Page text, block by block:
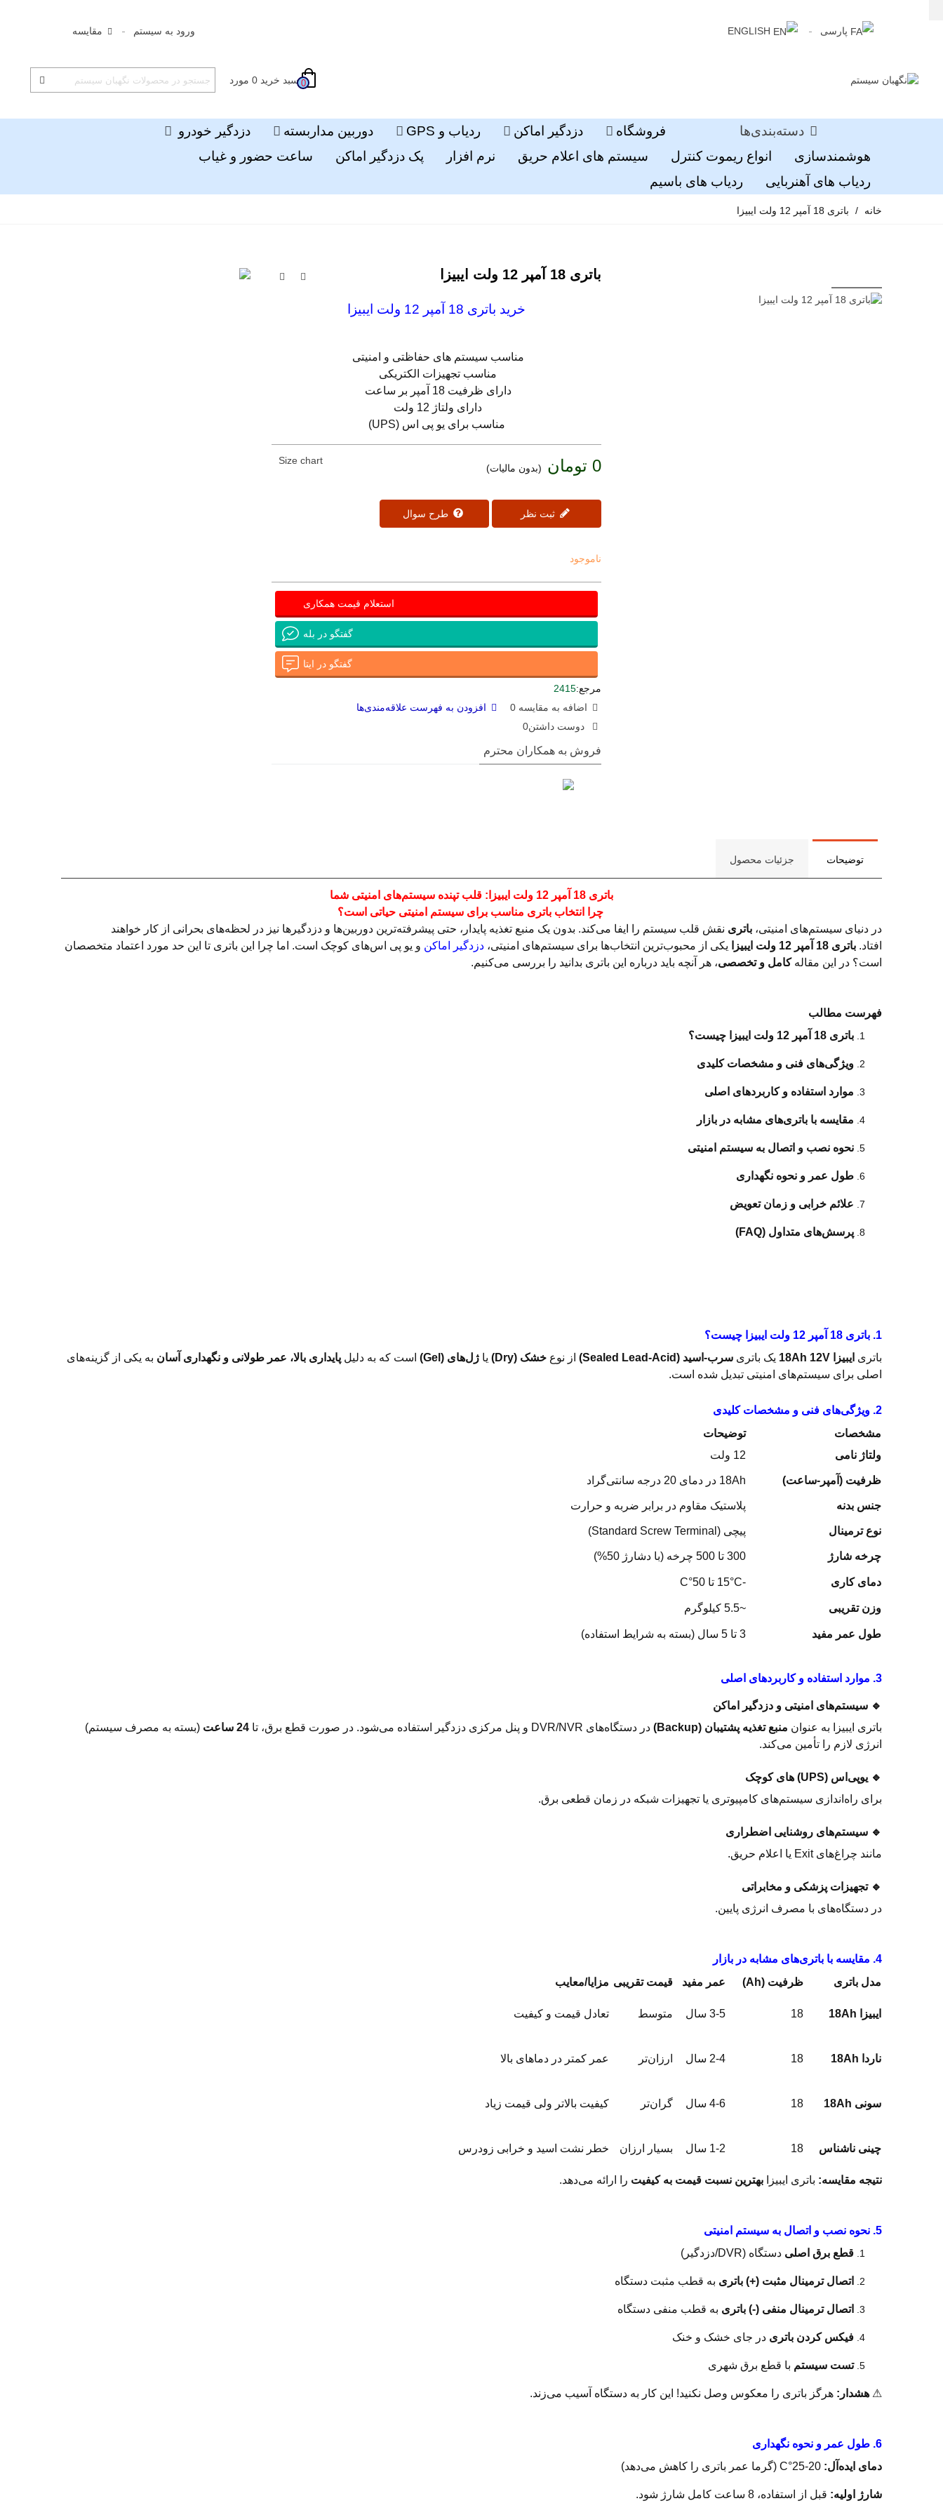
پارسی ENGLISH ورود به سیستم مقایسه
0 سبد خرید 0 مورد
دسته‌بندی‌ها فروشگاه دزدگیر اماکن ردیاب و GPS دوربین مداربسته
دزدگیر خودرو
هوشمندسازی
انواع ریموت کنترل سیستم های اعلام حریق نرم افزار پک دزدگیر اماکن
ساعت حضور و غیاب
ردیاب های آهنربایی
ردیاب های باسیم
خانه / باتری 18 آمپر 12 ولت ایبیزا
باتری 18 آمپر 12 ولت ایبیزا
خرید باتری 18 آمپر 12 ولت ایبیزا
مناسب سیستم های حفاظتی و امنیتی
مناسب تجهیزات الکتریکی
دارای ظرفیت 18 آمپر بر ساعت
دارای ولتاژ 12 ولت
مناسب برای یو پی اس (UPS)
0 تومان (بدون مالیات)
ثبت نظر طرح سوال
Size chart
ناموجود
استعلام قیمت همکاری
گفتگو در بله
گفتگو در ایتا
مرجع:2415
اضافه به مقایسه 0
افزودن به فهرست علاقه‌مندی‌ها
دوست داشتن0
فروش به همکاران محترم
توضیحات جزئیات محصول
باتری 18 آمپر 12 ولت ایبیزا: قلب تپنده سیستم‌های امنیتی شما
چرا انتخاب باتری مناسب برای سیستم امنیتی حیاتی است؟
در دنیای سیستم‌های امنیتی، باتری نقش قلب سیستم را ایفا می‌کند. بدون یک منبع تغذیه پایدار، حتی پیشرفته‌ترین دوربین‌ها و دزدگیرها نیز در لحظه‌های بحرانی از کار خواهند
افتاد. باتری 18 آمپر 12 ولت ایبیزا یکی از محبوب‌ترین انتخاب‌ها برای سیستم‌های امنیتی، دزدگیر اماکن و یو پی‌ اس‌های کوچک است. اما چرا این باتری تا این حد مورد اعتماد متخصصان
است؟ در این مقالهکامل و تخصصی، هر آنچه باید درباره این باتری بدانید را بررسی می‌کنیم.
فهرست مطالب
باتری 18 آمپر 12 ولت ایبیزا چیست؟
ویژگی‌های فنی و مشخصات کلیدی
موارد استفاده و کاربردهای اصلی
مقایسه با باتری‌های مشابه در بازار
نحوه نصب و اتصال به سیستم امنیتی
طول عمر و نحوه نگهداری
علائم خرابی و زمان تعویض
پرسش‌های متداول (FAQ)
1. باتری 18 آمپر 12 ولت ایبیزا چیست؟
باتری ایبیزا 18Ah 12V یک باتری سرب-اسید (Sealed Lead-Acid) از نوع خشک (Dry) یا ژل‌های (Gel) است که به دلیل پایداری بالا، عمر طولانی و نگهداری آسان به یکی از گزینه‌های
اصلی برای سیستم‌های امنیتی تبدیل شده است.
2. ویژگی‌های فنی و مشخصات کلیدی
مشخصات
توضیحات
ولتاژ نامی
12 ولت
ظرفیت (آمپر-ساعت) 18Ah در دمای 20 درجه سانتی‌گراد
جنس بدنه پلاستیک مقاوم در برابر ضربه و حرارت
نوع ترمینال پیچی (Standard Screw Terminal)
چرخه شارژ 300 تا 500 چرخه (با دشارژ 50%)
دمای کاری -15°C تا 50°C
وزن تقریبی ~5.5 کیلوگرم
طول عمر مفید 3 تا 5 سال (بسته به شرایط استفاده)
3. موارد استفاده و کاربردهای اصلی
🔹 سیستم‌های امنیتی و دزدگیر اماکن
باتری ایبیزا به عنوان منبع تغذیه پشتیبان (Backup) در دستگاه‌های DVR/NVR و پنل مرکزی دزدگیر استفاده می‌شود. در صورت قطع برق، تا 24 ساعت
(بسته به مصرف سیستم)
انرژی لازم را تأمین می‌کند.
🔹 یوپی‌اس (UPS) های کوچک
برای راه‌اندازی سیستم‌های کامپیوتری یا تجهیزات شبکه در زمان قطعی برق.
🔹 سیستم‌های روشنایی اضطراری
مانند چراغ‌های Exit یا اعلام حریق.
🔹 تجهیزات پزشکی و مخابراتی
در دستگاه‌های با مصرف انرژی پایین.
4. مقایسه با باتری‌های مشابه در بازار
مدل باتری
ظرفیت (Ah) عمر مفید قیمت تقریبی مزایا/معایب
ایبیزا 18Ah 18 3-5 سال متوسط تعادل قیمت و کیفیت
ناردا 18Ah 18 2-4 سال ارزان‌تر عمر کمتر در دماهای بالا
سونی 18Ah 18 4-6 سال گران‌تر کیفیت بالاتر ولی قیمت زیاد
چینی ناشناس 18 1-2 سال بسیار ارزان خطر نشت اسید و خرابی زودرس
نتیجه مقایسه: باتری ایبیزا بهترین نسبت قیمت به کیفیت را ارائه می‌دهد.
5. نحوه نصب و اتصال به سیستم امنیتی
قطع برق اصلی دستگاه (DVR/دزدگیر)
اتصال ترمینال مثبت (+) باتری به قطب مثبت دستگاه
اتصال ترمینال منفی (-) باتری به قطب منفی دستگاه
فیکس کردن باتری در جای خشک و خنک
تست سیستم با قطع برق شهری
⚠ هشدار: هرگز باتری را معکوس وصل نکنید! این کار به دستگاه آسیب می‌زند.
6. طول عمر و نحوه نگهداری
دمای ایده‌آل:
شارژ اولیه: قبل از استفاده، 8 ساعت کامل شارژ شود.